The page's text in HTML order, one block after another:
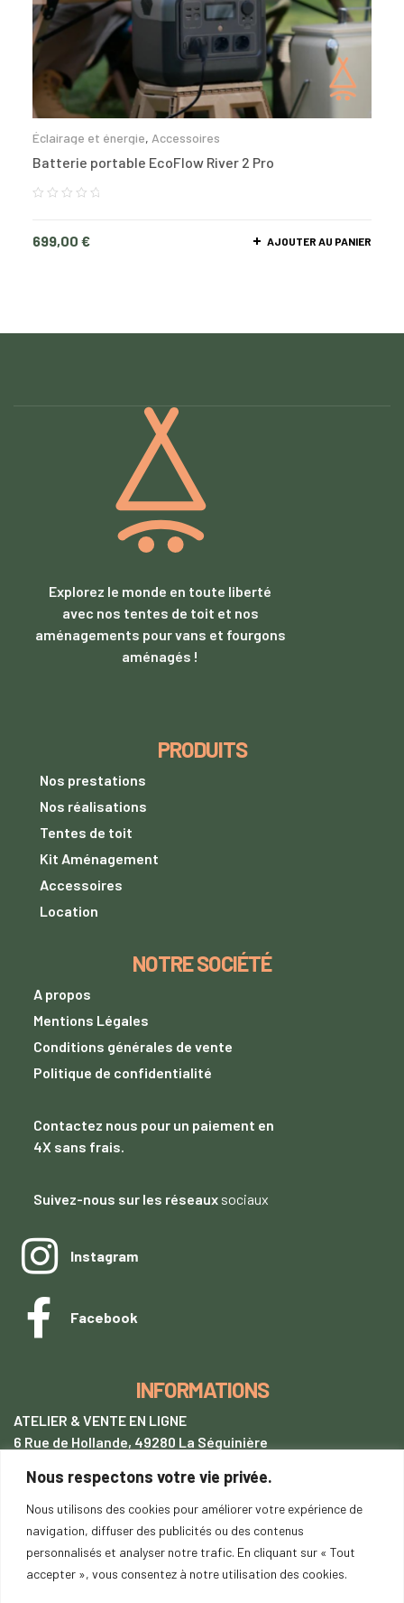
Nous respectons votre vie privée.
Nous utilisons des cookies pour améliorer votre expérience de
navigation, diffuser des publicités ou des contenus
personnalisés et analyser notre trafic. En cliquant sur « Tout
accepter », vous consentez à notre utilisation des cookies.
Éclairage et énergie, Accessoires
Batterie portable EcoFlow River 2 Pro
699,00 € AJOUTER AU PANIER
Explorez le monde en toute liberté
avec nos tentes de toit et nos
aménagements pour vans et fourgons
aménagés !
PRODUITS
Nos prestations
Nos réalisations
Tentes de toit
Kit Aménagement
Accessoires
Location
NOTRE SOCIÉTÉ
A propos
Mentions Légales
Conditions générales de vente
Politique de confidentialité
Contactez nous pour un paiement en
4X sans frais.
Suivez-nous sur les réseaux sociaux
Instagram
Facebook
INFORMATIONS
ATELIER & VENTE EN LIGNE
6 Rue de Hollande, 49280 La Séguinière
+33 (0)7 62 28 54 94
tentetoit@gmail.com
Lundiau samedi : 9h00-18h00
SUR RENDEZ-VOUS